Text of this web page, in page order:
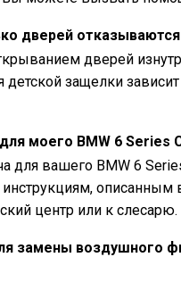
дверей
дверей
детской защелки
моего BMW 6 Series
для вашего BMW 6
описанным
центр или к слесарю.
замены воздушного